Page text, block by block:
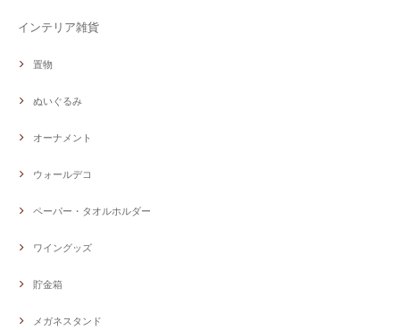
インテリア雑貨
置物
ぬいぐるみ
オーナメント
ウォールデコ
ペーパー・タオルホルダー
ワイングッズ
貯金箱
メガネスタンド